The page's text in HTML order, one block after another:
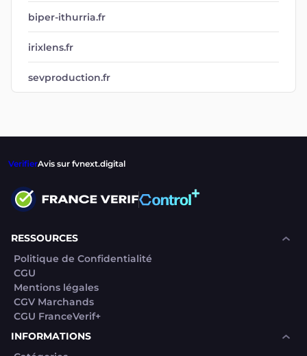
biper-ithurria.fr
irixlens.fr
sevproduction.fr
VerifierAvis sur fvnext.digital
RESSOURCES
Politique de Confidentialité
CGU
Mentions légales
CGV Marchands
CGU FranceVerif+
INFORMATIONS